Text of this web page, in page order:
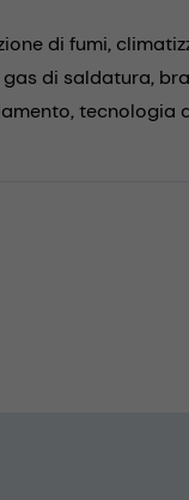
di fumi,
di saldatura,
tecnologia